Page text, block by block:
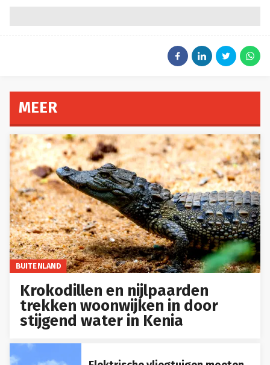
MEER
BUITENLAND
Krokodillen en nijlpaarden
trekken woonwijken in door
stijgend water in Kenia